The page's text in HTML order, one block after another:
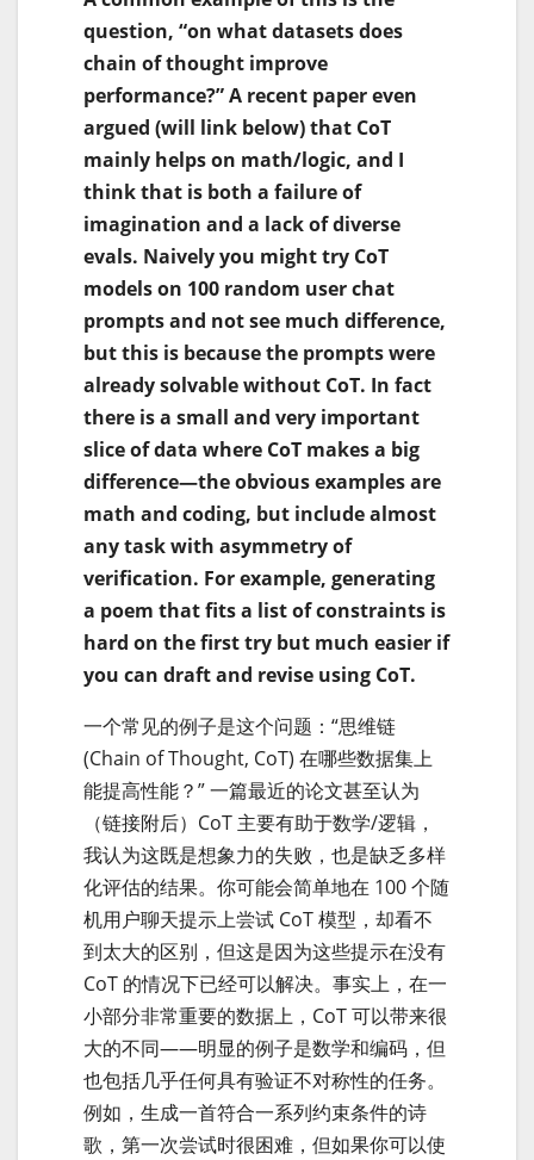
question, “on what datasets does
chain of thought improve
performance?” A recent paper even
argued (will link below) that CoT
mainly helps on math/logic, and I
think that is both a failure of
imagination and a lack of diverse
evals. Naively you might try CoT
models on 100 random user chat
prompts and not see much difference,
but this is because the prompts were
already solvable without CoT. In fact
there is a small and very important
slice of data where CoT makes a big
difference—the obvious examples are
math and coding, but include almost
any task with asymmetry of
verification. For example, generating
a poem that fits a list of constraints is
hard on the first try but much easier if
you can draft and revise using CoT.
一个常见的例子是这个问题：“思维链
(Chain of Thought, CoT) 在哪些数据集上
能提高性能？” 一篇最近的论文甚至认为
（链接附后）CoT 主要有助于数学/逻辑，
我认为这既是想象力的失败，也是缺乏多样
化评估的结果。你可能会简单地在 100 个随
机用户聊天提示上尝试 CoT 模型，却看不
到太大的区别，但这是因为这些提示在没有
CoT 的情况下已经可以解决。事实上，在一
小部分非常重要的数据上，CoT 可以带来很
大的不同——明显的例子是数学和编码，但
也包括几乎任何具有验证不对称性的任务。
例如，生成一首符合一系列约束条件的诗
歌，第一次尝试时很困难，但如果你可以使